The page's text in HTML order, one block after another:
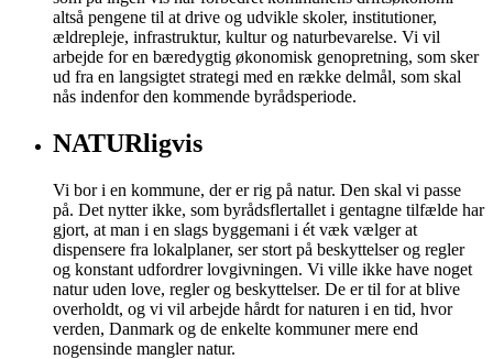
altså pengene til at drive og udvikle skoler, institutioner,
ældrepleje, infrastruktur, kultur og naturbevarelse. Vi vil
arbejde for en bæredygtig økonomisk genopretning, som sker
ud fra en langsigtet strategi med en række delmål, som skal
nås indenfor den kommende byrådsperiode.
NATURligvis
Vi bor i en kommune, der er rig på natur. Den skal vi passe
på. Det nytter ikke, som byrådsflertallet i gentagne tilfælde har
gjort, at man i en slags byggemani i ét væk vælger at
dispensere fra lokalplaner, ser stort på beskyttelser og regler
og konstant udfordrer lovgivningen. Vi ville ikke have noget
natur uden love, regler og beskyttelser. De er til for at blive
overholdt, og vi vil arbejde hårdt for naturen i en tid, hvor
verden, Danmark og de enkelte kommuner mere end
nogensinde mangler natur.